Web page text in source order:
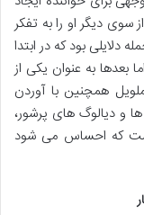
سوی دیگر او را به تفکر
دلایلی بود که در ابتدا
بعدها به عنوان یکی از
همچنین با آوردن
و دیالوگ های پرشور،
که احساس می شود